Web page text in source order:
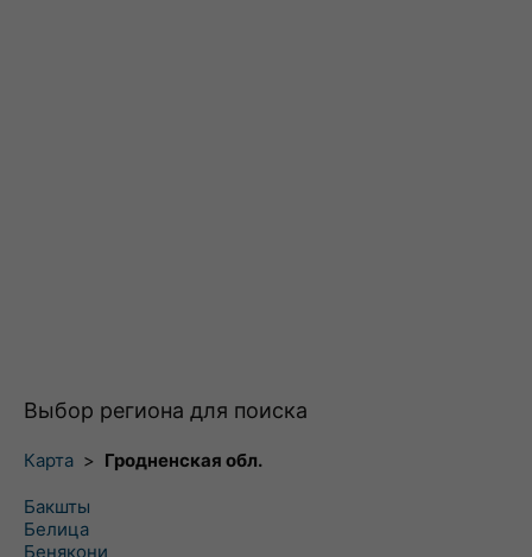
Выбор региона для поиска
Карта > Гродненская обл.
Бакшты
Белица
Бенякони